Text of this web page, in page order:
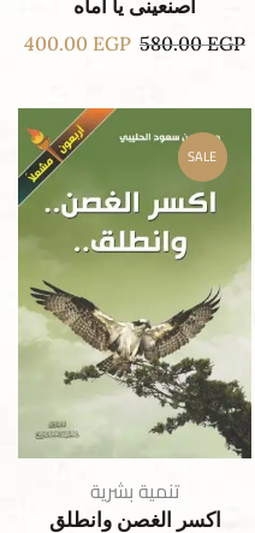
اصنعينى يا اماه
580.00EGP
400.00 EGP
SALE
تنمية بشرية
اكسر الغصن وانطلق